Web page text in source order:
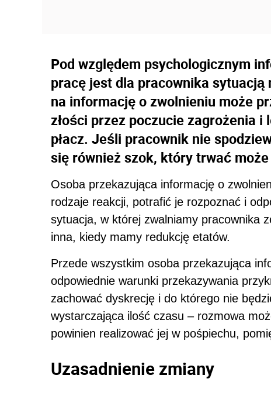
Pod względem psychologicznym
pracę jest dla pracownika
na informację o zwolnieniu może
złości przez poczucie zagrożenia
płacz. Jeśli pracownik nie
się również szok, który trwać
Osoba przekazująca informację o
rodzaje reakcji, potrafić je rozpoznać i
sytuacja, w której zwalniamy pracownika
inna, kiedy mamy redukcję etatów.
Przede wszystkim osoba przekazująca
odpowiednie warunki przekazywania
zachować dyskrecję i do którego nie
wystarczająca ilość czasu – rozmowa
powinien realizować jej w pośpiechu,
Uzasadnienie zmiany